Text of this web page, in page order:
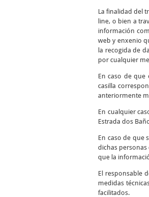
La finalidad del
line, o bien a
información
web y enxenio
la recogida de
por cualquier
En caso de
casilla
anteriormente
En cualquier
Estrada dos
En caso de que
dichas
que la
El responsable
medidas
facilitados.